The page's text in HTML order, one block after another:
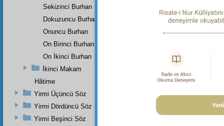
nâzenin
işarettir.
Sekizinci Burhan
Dokuzuncu Burhan
Onuncu Burhan
On Birinci Burhan
On İkinci Burhan
İkinci Makam
Hâtime
Yirmi Üçüncü Söz
Yirmi Dördüncü Söz
Yirmi Beşinci Söz